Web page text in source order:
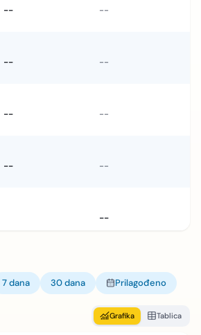
-- --
-- --
-- --
--
--
--
7 dana 30 dana Prilagođeno
Grafika Tablica